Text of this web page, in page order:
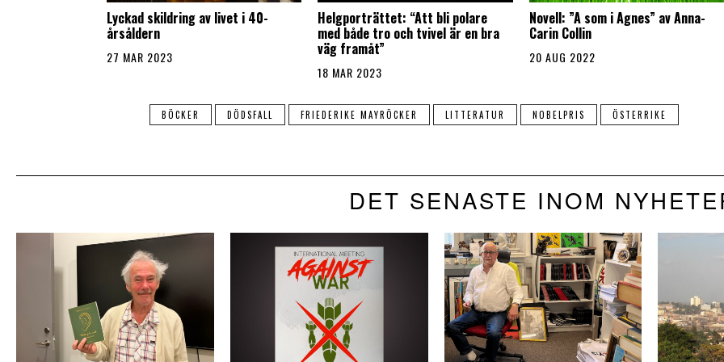
Lyckad skildring av livet i 40-
årsåldern
27 MAR 2023
Helgporträttet: “Att bli polare
med både tro och tvivel är en bra
väg framåt”
18 MAR 2023
Novell: ”A som i Agnes” av Anna-
Carin Collin
20 AUG 2022
BÖCKER DÖDSFALL FRIEDERIKE MAYRÖCKER LITTERATUR NOBELPRIS ÖSTERRIKE
DET SENASTE INOM